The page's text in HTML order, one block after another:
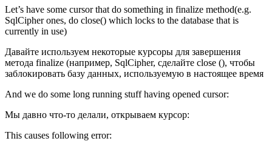
Let’s have some cursor that do something in finalize method(e.g.
SqlCipher ones, do close() which locks to the database that is
currently in use)
Давайте используем некоторые курсоры для завершения
метода finalize (например, SqlCipher, сделайте close (), чтобы
заблокировать базу данных, используемую в настоящее время
And we do some long running stuff having opened cursor:
Мы давно что-то делали, открываем курсор:
This causes following error: